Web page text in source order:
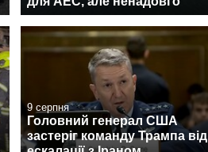
9 серпня
Головний генерал США
застеріг команду Трампа від